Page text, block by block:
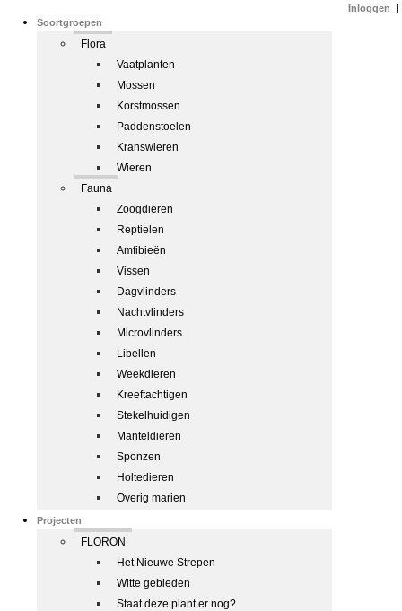
Soortgroepen
Flora
Vaatplanten
Mossen
Korstmossen
Paddenstoelen
Kranswieren
Wieren
Fauna
Zoogdieren
Reptielen
Amfibieën
Vissen
Dagvlinders
Nachtvlinders
Microvlinders
Libellen
Weekdieren
Kreeftachtigen
Stekelhuidigen
Manteldieren
Sponzen
Holtedieren
Overig marien
Projecten
FLORON
Het Nieuwe Strepen
Witte gebieden
Staat deze plant er nog?
Inloggen |